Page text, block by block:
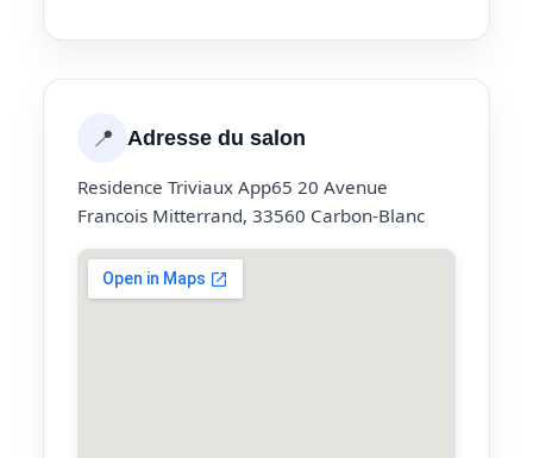
📍 Adresse du salon
Residence Triviaux App65 20 Avenue
Francois Mitterrand, 33560 Carbon-Blanc